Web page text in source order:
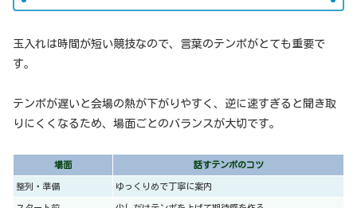
玉入れは時間が短い競技なので、言葉のテンポがとても重要で
す。
テンポが遅いと会場の熱が下がりやすく、逆に速すぎると聞き取
りにくくなるため、場面ごとのバランスが大切です。
場面 話すテンポのコツ
整列・準備 ゆっくりめで丁寧に案内